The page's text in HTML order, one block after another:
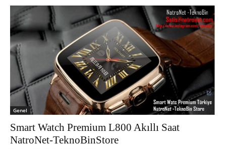
Genel
Smart Watch Premium L800 Akıllı Saat
NatroNet-TeknoBinStore